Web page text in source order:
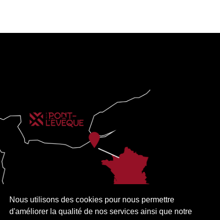
Nous utilisons des cookies pour nous permettre
d'améliorer la qualité de nos services ainsi que notre